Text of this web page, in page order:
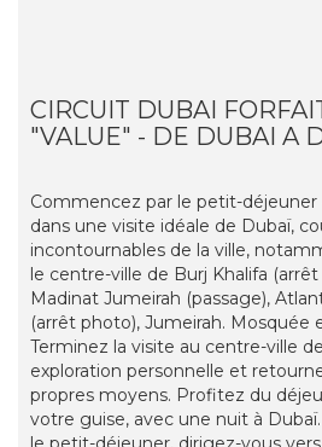
CIRCUIT DUBAI
"VALUE" - DE DUBAI A
Commencez par le petit-déjeuner
dans une visite idéale de Dubaï,
incontournables de la ville,
le centre-ville de Burj Khalifa
Madinat Jumeirah (passage),
(arrêt photo), Jumeirah. Mosquée
Terminez la visite au centre-ville
exploration personnelle et
propres moyens. Profitez du
votre guise, avec une nuit à